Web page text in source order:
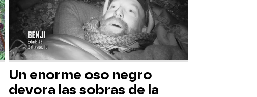
Un enorme oso negro
devora las sobras de la